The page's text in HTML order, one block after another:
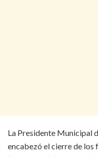
La Presidente Municipal
encabezó el cierre de los